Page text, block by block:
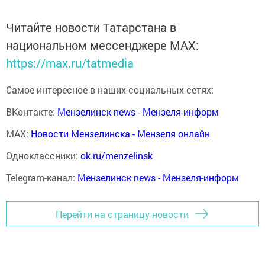
Читайте новости Татарстана в
национальном мессенджере MАХ:
https://max.ru/tatmedia
Самое интересное в наших социальных сетях:
ВКонтакте: Мензелинск news - Мензеля-информ
MAX: Новости Мензелинска - Мензеля онлайн
Одноклассники: ok.ru/menzelinsk
Telegram-канал: Мензелинск news - Мензеля-информ
Перейти на страницу новости